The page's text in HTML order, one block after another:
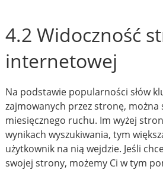
4.2 Widoczność
internetowej
Na podstawie popularności słów
zajmowanych przez stronę, można
miesięcznego ruchu. Im wyżej
wynikach wyszukiwania, tym
użytkownik na nią wejdzie. Jeśli
swojej strony, możemy Ci w tym